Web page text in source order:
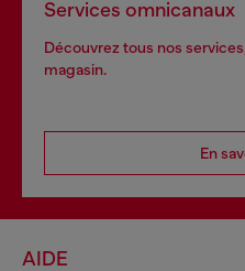
Services omnicanaux
Découvrez tous nos
magasin.
En
AIDE